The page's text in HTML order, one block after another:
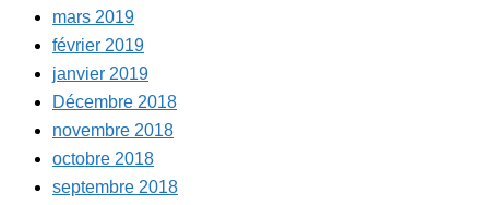
mars 2019
février 2019
janvier 2019
Décembre 2018
novembre 2018
octobre 2018
septembre 2018